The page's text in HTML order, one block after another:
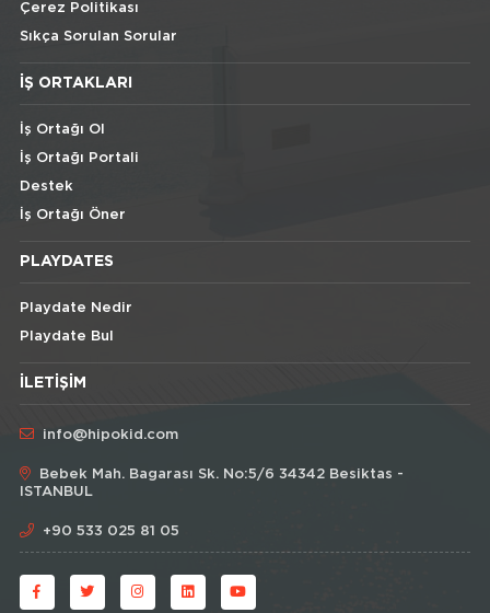
Çerez Politikası
Sıkça Sorulan Sorular
İŞ ORTAKLARI
İş Ortağı Ol
İş Ortağı Portali
Destek
İş Ortağı Öner
PLAYDATES
Playdate Nedir
Playdate Bul
İLETIŞIM
info@hipokid.com
Bebek Mah. Bagarası Sk. No:5/6 34342 Besiktas -
ISTANBUL
+90 533 025 81 05